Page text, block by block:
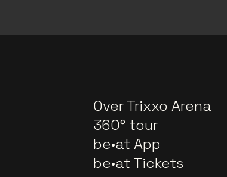
Over Trixxo Arena
360° tour
be•at App
be•at Tickets